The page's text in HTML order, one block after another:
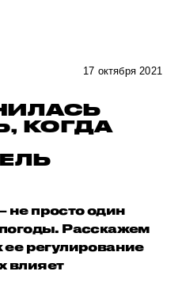
17 октября 2021
КОГДА
не просто один
погоды. Расскажем
регулирование
влияет